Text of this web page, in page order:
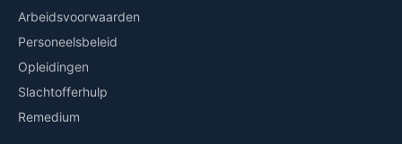
Arbeidsvoorwaarden
Personeelsbeleid
Opleidingen
Slachtofferhulp
Remedium